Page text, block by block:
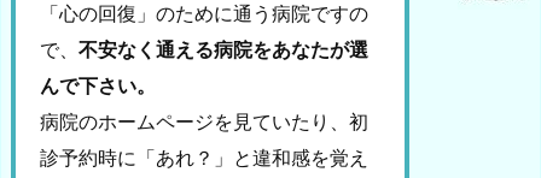
「心の回復」のために通う病院ですの
で、 不安なく通える病院をあなたが選
んで下さい。
病院のホームページを見ていたり、初
診予約時に「あれ？」と違和感を覚え